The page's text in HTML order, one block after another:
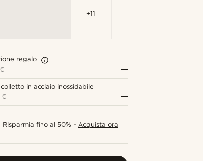
+11
regalo
in acciaio inossidabile
€
Risparmia fino al 50% - Acquista ora